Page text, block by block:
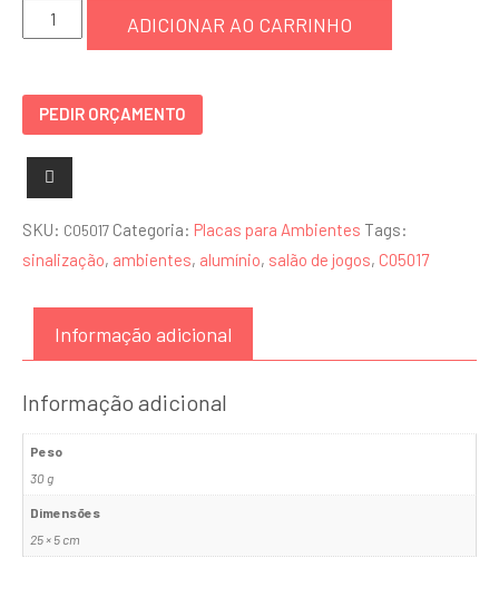
Placa
Salão
Jogos
-
C05017
quantidade
ADICIONAR AO CARRINHO
PEDIR ORÇAMENTO
SKU: C05017 Categoria: Placas para Ambientes Tags:
sinalização, ambientes, alumínio, salão de jogos, C05017
Informação adicional
Informação adicional
Peso
30 g
Dimensões
25 × 5 cm